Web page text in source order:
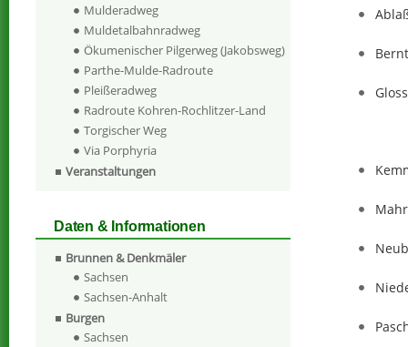
Mulderadweg
Muldetalbahnradweg
Ökumenischer Pilgerweg (Jakobsweg)
Parthe-Mulde-Radroute
Pleißeradweg
Radroute Kohren-Rochlitzer-Land
Torgischer Weg
Via Porphyria
Veranstaltungen
Daten & Informationen
Brunnen & Denkmäler
Sachsen
Sachsen-Anhalt
Burgen
Sachsen